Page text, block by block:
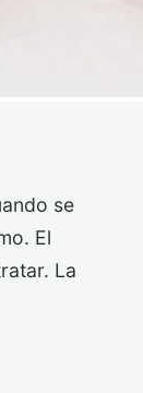
se
El
La